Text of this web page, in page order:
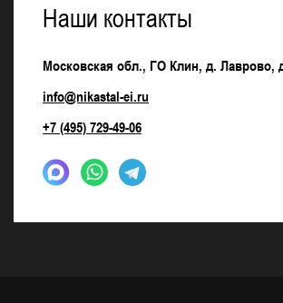
Наши контакты
Московская обл., ГО Клин, д. Лаврово,
info@nikastal-ei.ru
+7 (495) 729-49-06